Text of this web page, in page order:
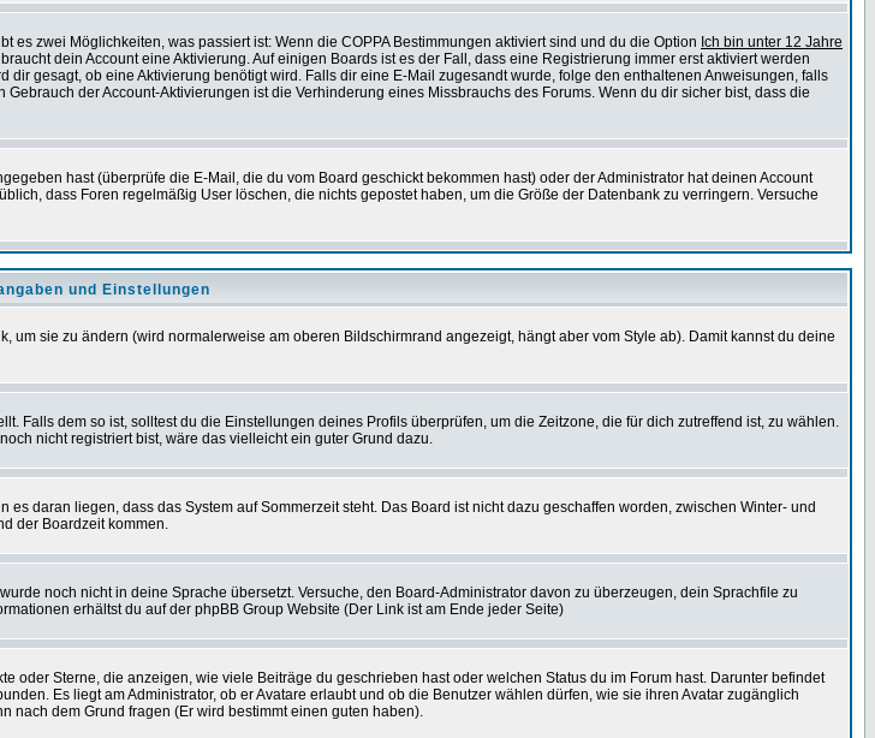
zwei Möglichkeiten, was passiert ist: Wenn die COPPA Bestimmungen aktiviert sind und du die Option Ich bin unter 12 Jahre
dein Account eine Aktivierung. Auf einigen Boards ist es der Fall, dass eine Registrierung immer erst aktiviert werden
gesagt, ob eine Aktivierung benötigt wird. Falls dir eine E-Mail zugesandt wurde, folge den enthaltenen Anweisungen, falls
der Account-Aktivierungen ist die Verhinderung eines Missbrauchs des Forums. Wenn du dir sicher bist, dass die
hast (überprüfe die E-Mail, die du vom Board geschickt bekommen hast) oder der Administrator hat deinen Account
dass Foren regelmäßig User löschen, die nichts gepostet haben, um die Größe der Datenbank zu verringern. Versuche
und Einstellungen
um sie zu ändern (wird normalerweise am oberen Bildschirmrand angezeigt, hängt aber vom Style ab). Damit kannst du deine
Falls dem so ist, solltest du die Einstellungen deines Profils überprüfen, um die Zeitzone, die für dich zutreffend ist, zu wählen.
nicht registriert bist, wäre das vielleicht ein guter Grund dazu.
daran liegen, dass das System auf Sommerzeit steht. Das Board ist nicht dazu geschaffen worden, zwischen Winter- und
der Boardzeit kommen.
noch nicht in deine Sprache übersetzt. Versuche, den Board-Administrator davon zu überzeugen, dein Sprachfile zu
erhältst du auf der phpBB Group Website (Der Link ist am Ende jeder Seite)
oder Sterne, die anzeigen, wie viele Beiträge du geschrieben hast oder welchen Status du im Forum hast. Darunter befindet
Es liegt am Administrator, ob er Avatare erlaubt und ob die Benutzer wählen dürfen, wie sie ihren Avatar zugänglich
nach dem Grund fragen (Er wird bestimmt einen guten haben).